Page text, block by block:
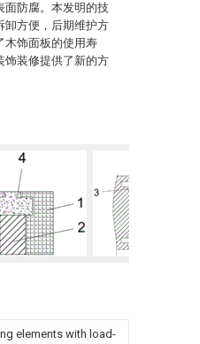
面防腐。本发明的技
卸方便，后期维护方
木饰面板的使用寿
饰装修提供了新的方
elements with load-